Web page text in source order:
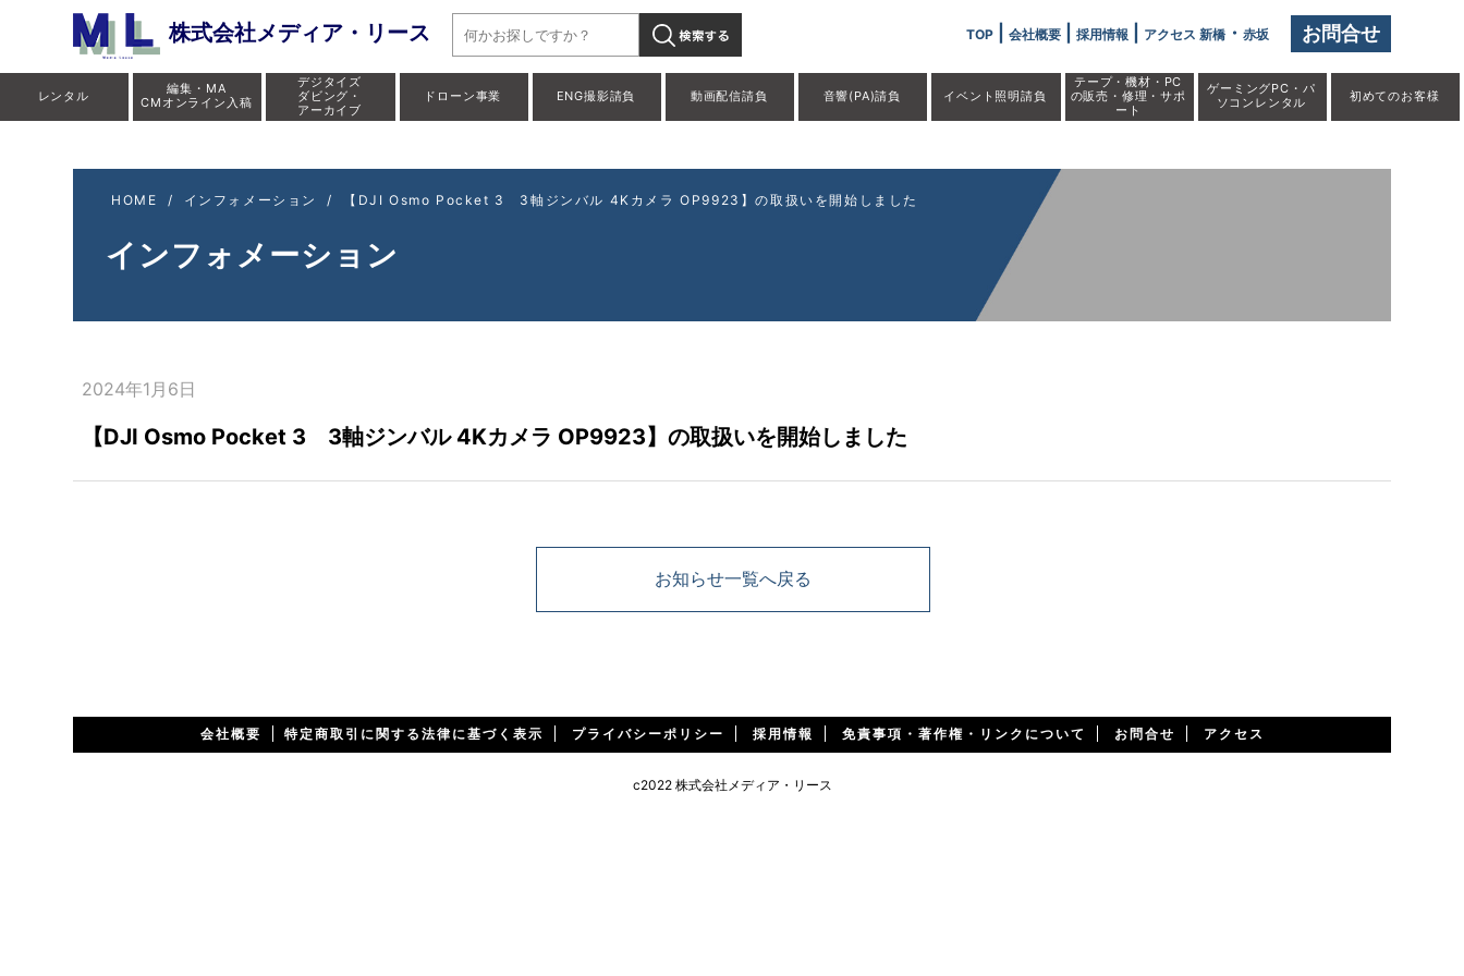
【DJI Osmo Pocket 3 3軸ジンバル 4Kカメラ OP9923】の取扱いを開始しました」" />
株式会社メディア・リース お問合せ
TOP| 会社概要| 採用情報 アクセス 新橋・ 赤坂
レンタル
編集・MA
CMオンライン入稿
デジタイズ
ダビング・
アーカイブ
ドローン事業 ENG撮影請負 動画配信請負 音響(PA)請負 イベント照明請負
テープ・機材・PC
の販売・修理・サポ
ート
ゲーミングPC・パ
ソコンレンタル
初めてのお客様
HOME / インフォメーション / 【DJI Osmo Pocket 3 3軸ジンバル 4Kカメラ OP9923】の取扱いを開始しました
インフォメーション
2024年1月6日
【DJI Osmo Pocket 3 3軸ジンバル 4Kカメラ OP9923】の取扱いを開始しました
お知らせ一覧へ戻る
会社概要 特定商取引に関する法律に基づく表示 プライバシーポリシー 採用情報 免責事項・著作権・リンクについて お問合せ アクセス
c2022 株式会社メディア・リース